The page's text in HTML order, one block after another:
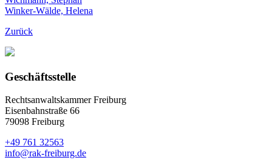
Winker-Wälde, Helena
Zurück
Geschäftsstelle
Rechtsanwaltskammer Freiburg
Eisenbahnstraße 66
79098 Freiburg
+49 761 32563
info@rak-freiburg.de